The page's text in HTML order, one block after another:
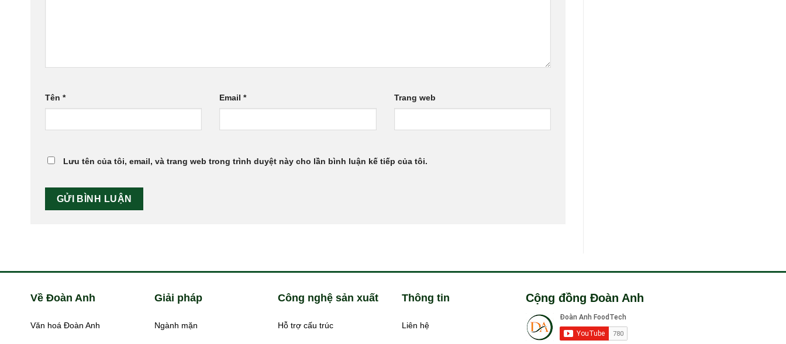
Tên * Email* Trang web
Lưu tên của tôi, email, và trang web trong trình duyệt này cho lần bình luận kế tiếp của tôi.
Về Đoàn Anh
Văn hoá Đoàn Anh
Giải pháp
Ngành mặn
Công nghệ sản xuất
Hỗ trợ cấu trúc
Thông tin
Liên hệ
Cộng đồng Đoàn Anh